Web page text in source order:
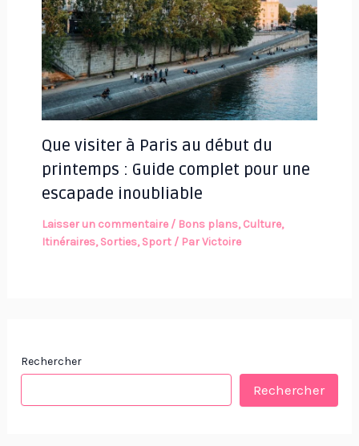
Que visiter à Paris au début du
printemps : Guide complet pour une
escapade inoubliable
Laisser un commentaire / Bons plans,Culture,
Itinéraires,Sorties,Sport/ ParVictoire
Rechercher
Rechercher